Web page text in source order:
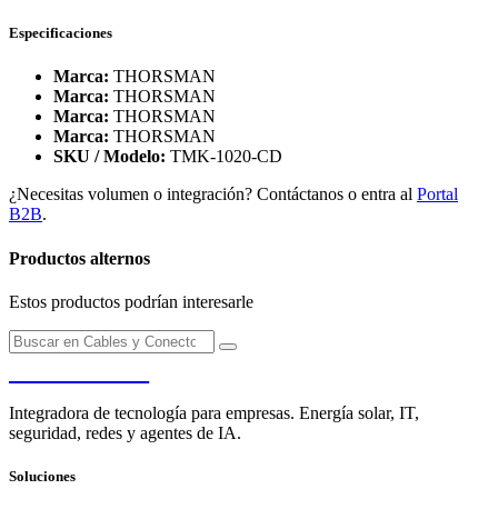
Especificaciones
Marca: THORSMAN
Marca: THORSMAN
Marca: THORSMAN
Marca: THORSMAN
SKU / Modelo: TMK-1020-CD
¿Necesitas volumen o integración? Contáctanos o entra al Portal
B2B.
Productos alternos
Estos productos podrían interesarle
Integradora de tecnología para empresas. Energía solar, IT,
seguridad, redes y agentes de IA.
Soluciones